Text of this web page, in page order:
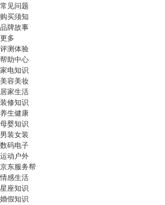
常见问题
购买须知
品牌故事
更多
评测体验
帮助中心
家电知识
美容美妆
居家生活
装修知识
养生健康
母婴知识
男装女装
数码电子
运动户外
京东服务帮
情感生活
星座知识
婚假知识